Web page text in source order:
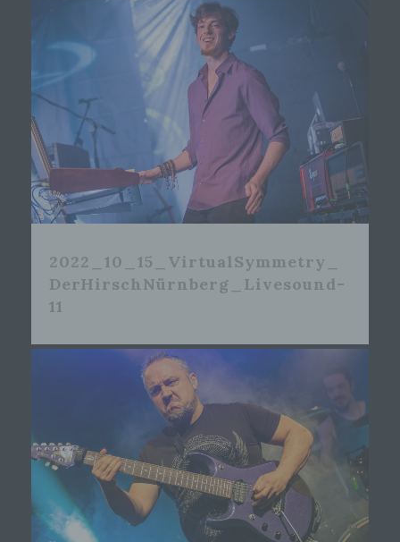
2022_10_15_VirtualSymmetry_
DerHirschNürnberg_Livesound-
11